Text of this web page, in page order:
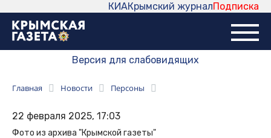
Подписка
Крымский журнал
КИА
Версия для слабовидящих
Главная Новости Персоны
22 февраля 2025, 17:03
Фото из архива "Крымской газеты"